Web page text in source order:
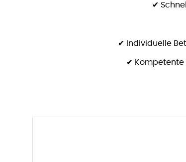
✔
✔ Individuelle
✔ Kompetente